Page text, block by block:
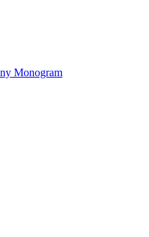
Monogram